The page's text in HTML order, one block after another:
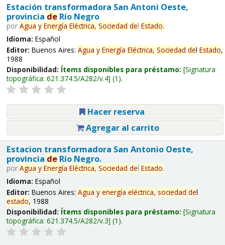
Estación transformadora San Antoni Oeste,
provincia deRío Negro
por Agua y Energía Eléctrica, Sociedad del Estado.
Idioma: Español
Editor: Buenos Aires: Agua y Energía Eléctrica, Sociedad del Estado,
1988
Disponibilidad: Ítems disponibles para préstamo: Signatura
topográfica: 621.374.5/A282/v.4 (1).
Hacer reserva
Agregar al carrito
Estacion transformadora San Antonio Oeste,
provincia deRío Negro.
por Agua y Energía Eléctrica, Sociedad del Estado.
Idioma: Español
Editor: Buenos Aires: Agua y energía eléctrica, sociedad del
estado, 1988
Disponibilidad: Ítems disponibles para préstamo: Signatura
topográfica: 621.374.5/A282/v.3 (1).